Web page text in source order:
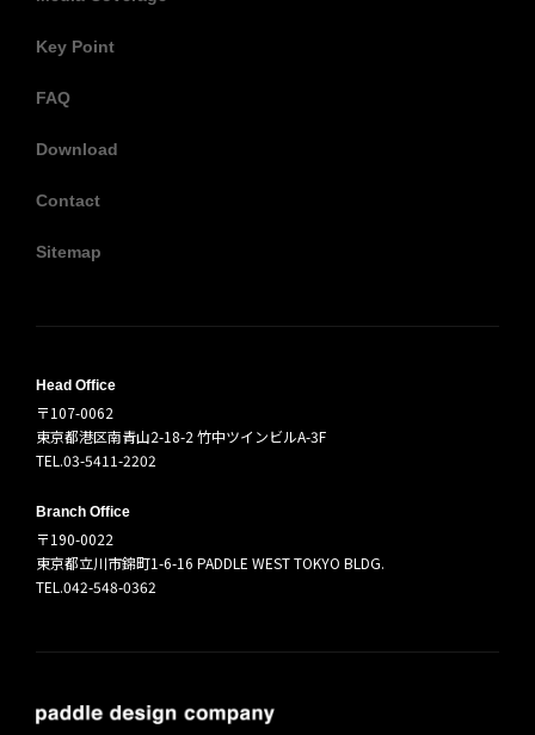
Key Point
FAQ
Download
Contact
Sitemap
Head Office
〒107-0062
東京都港区南青山2-18-2 竹中ツインビルA-3F
TEL.03-5411-2202
Branch Office
〒190-0022
東京都立川市錦町1-6-16 PADDLE WEST TOKYO BLDG.
TEL.042-548-0362